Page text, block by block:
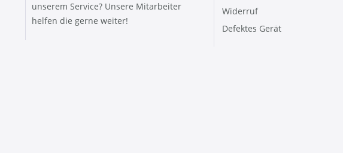
unserem Service? Unsere Mitarbeiter
helfen die gerne weiter!
Widerruf
Defektes Gerät